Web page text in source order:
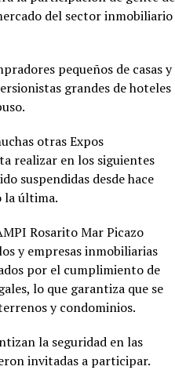
del sector inmobiliario
pequeños de casas y
grandes de hoteles
otras Expos
realizar en los siguientes
suspendidas desde hace
la última.
Rosarito Mar Picazo
y empresas inmobiliarias
por el cumplimiento de
lo que garantiza que se
y condominios.
la seguridad en las
invitadas a participar.